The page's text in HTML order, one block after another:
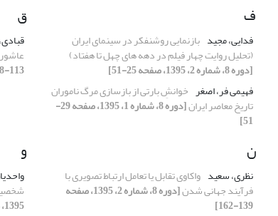
ف
فدایی، مجید بازنمایی روشنفکر در سینمای ایران
(تحلیل روایت چهار فیلم در دهه های چهل تا هفتاد)
[دوره 8، شماره 2، 1395، صفحه 25-51]
فهیمی فر، اصغر خوانشِ بارتی از بازسازی مرگ ناموران
تاریخ معاصر ایران [دوره 8، شماره 1، 1395، صفحه 29-
51]
ق
113-138]
ن
نظری، سعید واکاوی تقابل یا تعامل ارتباط تصویری با
فرآیند جهانی شدن [دوره 8، شماره 2، 1395، صفحه
139-162]
و
1395، صفحه 53-78]